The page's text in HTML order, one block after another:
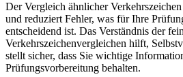
Der Vergleich ähnlicher
und reduziert Fehler, was für Ihre
entscheidend ist. Das Verständnis der
Verkehrszeichenvergleichen hilft,
stellt sicher, dass Sie wichtige
Prüfungsvorbereitung behalten.